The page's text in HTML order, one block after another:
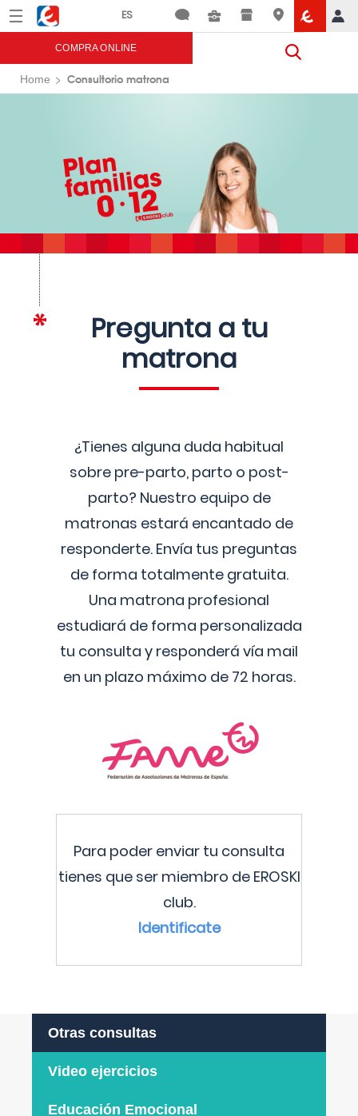
Menú Eroski
COMPRA ONLINE
Home Consultorio matrona
Pregunta a tu
matrona
¿Tienes alguna duda habitual
sobre pre-parto, parto o post-
parto? Nuestro equipo de
matronas estará encantado de
responderte. Envía tus preguntas
de forma totalmente gratuita.
Una matrona profesional
estudiará de forma personalizada
tu consulta y responderá vía mail
en un plazo máximo de 72 horas.
Para poder enviar tu consulta
tienes que ser miembro de EROSKI
club.
Identificate
Otras consultas
Video ejercicios
Educación Emocional